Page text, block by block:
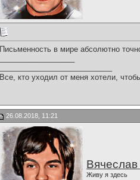
Письменность в мире абсолютно
Все, кто уходил от меня хотели,
26.08.2018, 11:21
Живу я здесь